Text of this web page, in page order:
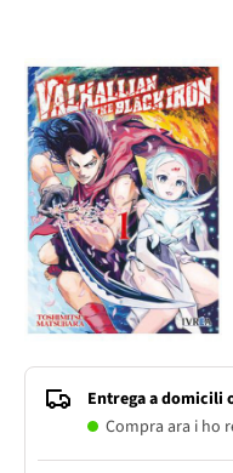
Entrega a domicili
Compra ara i ho